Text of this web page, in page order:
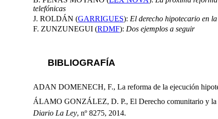
telefónicas
J. ROLDÁN (GARRIGUES): El derecho hipotecario en
F. ZUNZUNEGUI (RDMF): Dos ejemplos a seguir
BIBLIOGRAFÍA
ADAN DOMENECH, F., La reforma de la ejecución
ÁLAMO GONZÁLEZ, D. P., El Derecho comunitario y la
Diario La Ley, nº 8275, 2014.